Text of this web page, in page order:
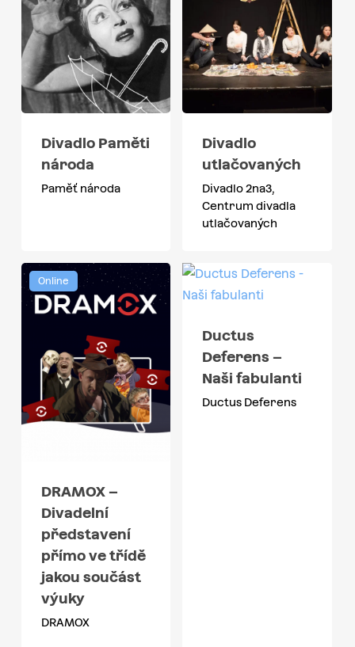
Divadlo Paměti
národa
Paměť národa
Divadlo
utlačovaných
Divadlo 2na3,
Centrum divadla
utlačovaných
Online
DRAMOX –
Divadelní
představení
přímo ve třídě
jakou součást
výuky
DRAMOX
Ductus
Deferens –
Naši fabulanti
Ductus Deferens